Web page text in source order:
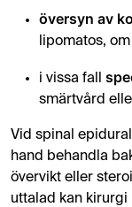
översyn av
lipomatos,
i vissa fall
smärtvård
Vid spinal
hand behandla
övervikt eller
uttalad kan kirurgi